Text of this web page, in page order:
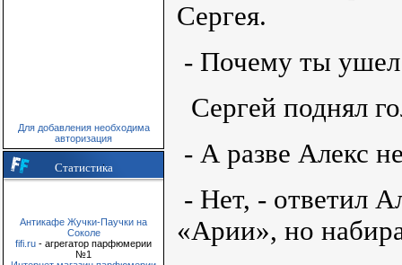
Для добавления необходима
авторизация
Статистика
Антикафе Жучки-Паучки на
Соколе
fifi.ru - агрегатор парфюмерии
№1
Сергея.
- Почему ты
Сергей поднял
- А разве Алекс
- Нет, - ответил
«Арии», но